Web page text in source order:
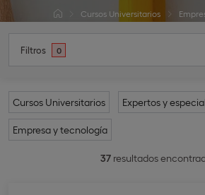
Cursos Universitarios
Filtros 0
Cursos Universitarios Expertos y
Empresa y tecnología
37 resultados